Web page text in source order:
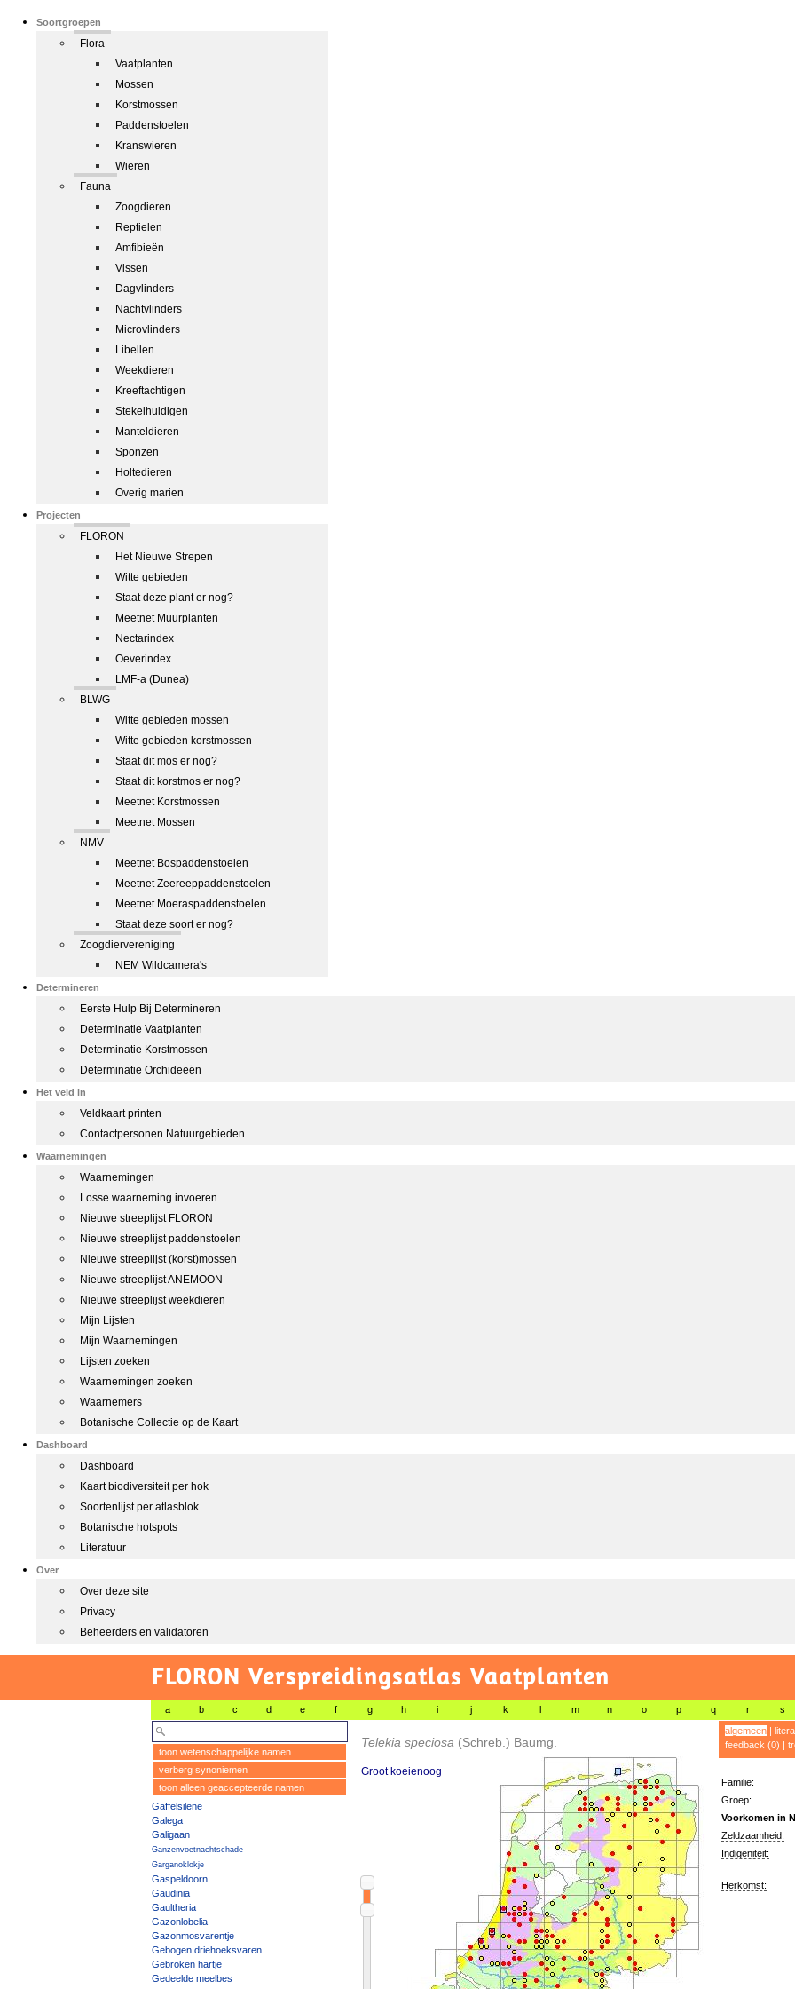
Soortgroepen
Flora
Vaatplanten
Mossen
Korstmossen
Paddenstoelen
Kranswieren
Wieren
Fauna
Zoogdieren
Reptielen
Amfibieën
Vissen
Dagvlinders
Nachtvlinders
Microvlinders
Libellen
Weekdieren
Kreeftachtigen
Stekelhuidigen
Manteldieren
Sponzen
Holtedieren
Overig marien
Projecten
FLORON
Het Nieuwe Strepen
Witte gebieden
Staat deze plant er nog?
Meetnet Muurplanten
Nectarindex
Oeverindex
LMF-a (Dunea)
BLWG
Witte gebieden mossen
Witte gebieden korstmossen
Staat dit mos er nog?
Staat dit korstmos er nog?
Meetnet Korstmossen
Meetnet Mossen
NMV
Meetnet Bospaddenstoelen
Meetnet Zeereeppaddenstoelen
Meetnet Moeraspaddenstoelen
Staat deze soort er nog?
Zoogdiervereniging
NEM Wildcamera's
Determineren
Eerste Hulp Bij Determineren
Determinatie Vaatplanten
Determinatie Korstmossen
Determinatie Orchideeën
Het veld in
Veldkaart printen
Contactpersonen Natuurgebieden
Waarnemingen
Waarnemingen
Losse waarneming invoeren
Nieuwe streeplijst FLORON
Nieuwe streeplijst paddenstoelen
Nieuwe streeplijst (korst)mossen
Nieuwe streeplijst ANEMOON
Nieuwe streeplijst weekdieren
Mijn Lijsten
Mijn Waarnemingen
Lijsten zoeken
Waarnemingen zoeken
Waarnemers
Botanische Collectie op de Kaart
Dashboard
Dashboard
Kaart biodiversiteit per hok
Soortenlijst per atlasblok
Botanische hotspots
Literatuur
Over
Over deze site
Privacy
Beheerders en validatoren
FLORON Verspreidingsatlas Vaatplanten
a b c d e f g h i j k l m n o p q r s
toon wetenschappelijke namen
verberg synoniemen
toon alleen geaccepteerde namen
Gaffelsilene
Galega
Galigaan
Ganzenvoetnachtschade
Garganoklokje
Gaspeldoorn
Gaudinia
Gaultheria
Gazonlobelia
Gazonmosvarentje
Gebogen driehoeksvaren
Gebroken hartje
Gedeelde meelbes
Telekia speciosa (Schreb.) Baumg.
Groot koeienoog
algemeen|
feedback (0) |
Familie:
Groep:
Voorkomen in
Zeldzaamheid:
Indigeniteit:
Herkomst: